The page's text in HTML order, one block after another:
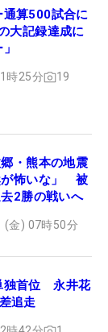
通算500試合に
大記録達成に
時25分 19
・熊本の地震
が怖いな」 被
2勝の戦いへ
(金) 07時50分
独首位 永井花
追走